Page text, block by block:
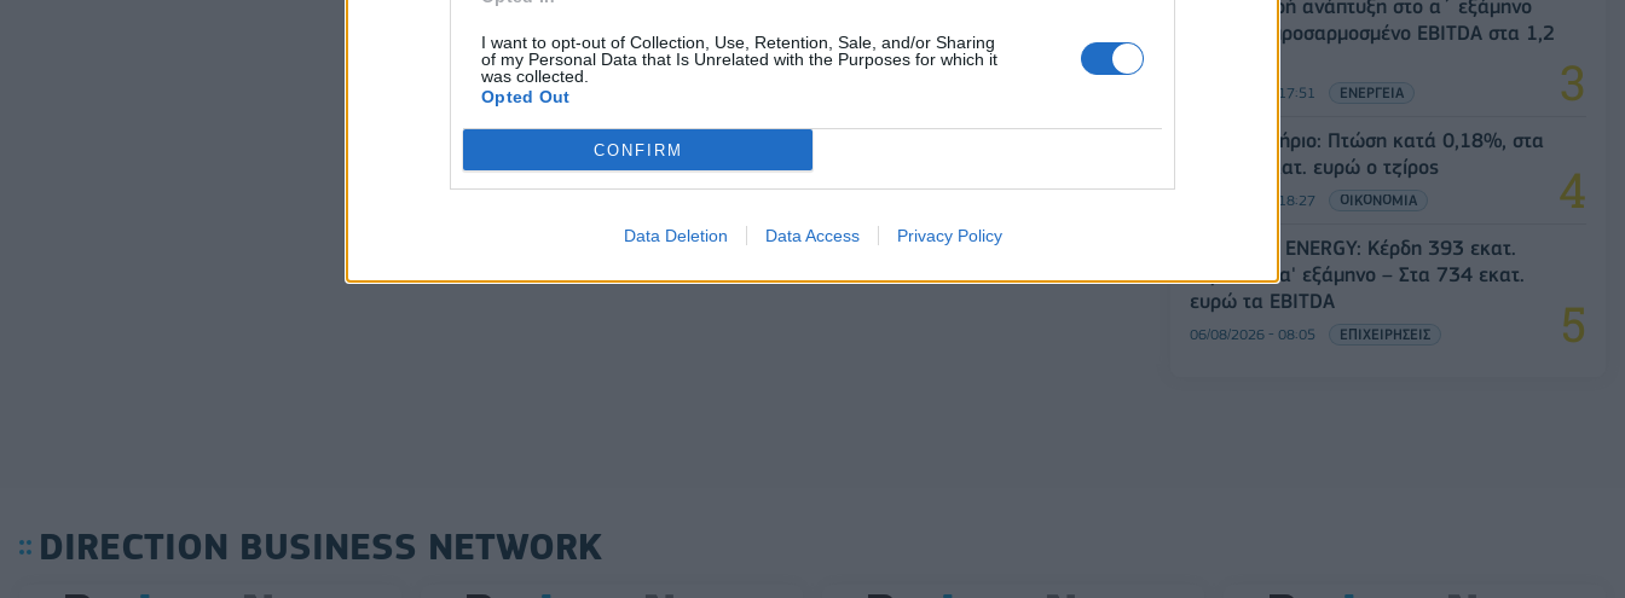
I want to opt-out of Collection, Use, Retention, Sale, and/or Sharing
of my Personal Data that Is Unrelated with the Purposes for which it
was collected.
Opted Out
CONFIRM
Data Deletion Data Access Privacy Policy
ΔΕΗ: Ισχυρή ανάπτυξη στο α΄ εξάμηνο
2026 με προσαρμοσμένο EBITDA στα 1,2
05/08/2026 - 17:51 ΕΝΕΡΓΕΙΑ
Χρηματιστήριο: Πτώση κατά 0,18%, στα
315,71 εκατ. ευρώ ο τζίρος
05/08/2026 - 18:27 ΟΙΚΟΝΟΜΙΑ
HELLENiQ ENERGY: Κέρδη 393 εκατ.
ευρώ στο α' εξάμηνο – Στα 734 εκατ.
ευρώ τα EBITDA
06/08/2026 - 08:05 ΕΠΙΧΕΙΡΗΣΕΙΣ
DIRECTION BUSINESS NETWORK